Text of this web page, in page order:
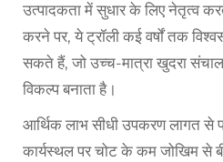
उत्पादकता में सुधार के लिए नेतृत्व
करने पर, ये ट्रॉली कई वर्षों तक
सकते हैं, जो उच्च-मात्रा खुदरा
विकल्प बनाता है।
आर्थिक लाभ सीधी उपकरण लागत से
कार्यस्थल पर चोट के कम जोखिम से